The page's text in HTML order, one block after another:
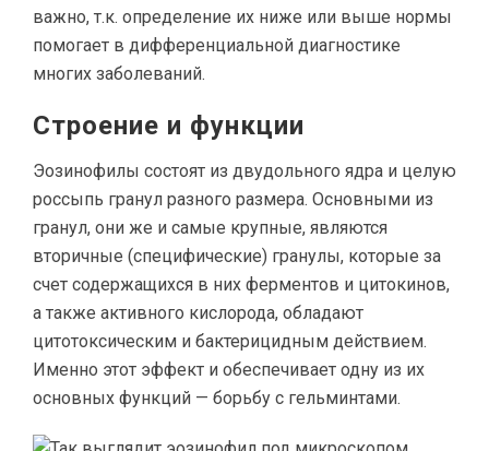
важно, т.к. определение их ниже или выше нормы
помогает в дифференциальной диагностике
многих заболеваний.
Строение и функции
Эозинофилы состоят из двудольного ядра и целую
россыпь гранул разного размера. Основными из
гранул, они же и самые крупные, являются
вторичные (специфические) гранулы, которые за
счет содержащихся в них ферментов и цитокинов,
а также активного кислорода, обладают
цитотоксическим и бактерицидным действием.
Именно этот эффект и обеспечивает одну из их
основных функций — борьбу с гельминтами.